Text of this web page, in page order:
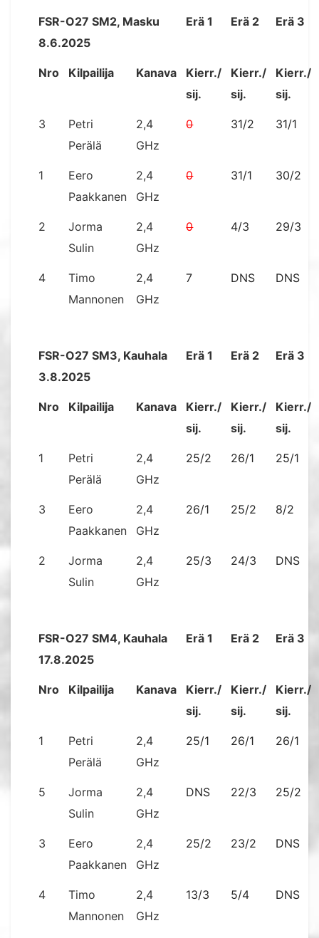
FSR-O27 SM2, Masku
8.6.2025
Erä 1 Erä 2 Erä 3
Nro Kilpailija Kanava
Kierr./
sij.
Kierr./
sij.
Kierr./
sij.
3
Petri
Perälä
2,4
GHz
0 31/2 31/1
1
Eero
Paakkanen
2,4
GHz
0 31/1 30/2
2
Jorma
Sulin
2,4
GHz
0 4/3 29/3
4
Timo
Mannonen
2,4
GHz
7 DNS DNS
FSR-O27 SM3, Kauhala
3.8.2025
Erä 1 Erä 2 Erä 3
Nro Kilpailija Kanava
Kierr./
sij.
Kierr./
sij.
Kierr./
sij.
1
Petri
Perälä
2,4
GHz
25/2 26/1 25/1
3
Eero
Paakkanen
2,4
GHz
26/1 25/2 8/2
2
Jorma
Sulin
2,4
GHz
25/3 24/3 DNS
FSR-O27 SM4, Kauhala
17.8.2025
Erä 1 Erä 2 Erä 3
Nro Kilpailija Kanava
Kierr./
sij.
Kierr./
sij.
Kierr./
sij.
1
Petri
Perälä
2,4
GHz
25/1 26/1 26/1
5
Jorma
Sulin
2,4
GHz
DNS 22/3 25/2
3
Eero
Paakkanen
2,4
GHz
25/2 23/2 DNS
4
Timo
Mannonen
2,4
GHz
13/3 5/4 DNS